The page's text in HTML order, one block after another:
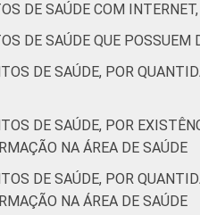
41 48 9
28 58 11
Regional de Estudos para o
DE SAÚDE COM
DE SAÚDE QUE
DE SAÚDE, POR
DE SAÚDE, POR
NA ÁREA DE SAÚDE
DE SAÚDE, POR
NA ÁREA DE SAÚDE